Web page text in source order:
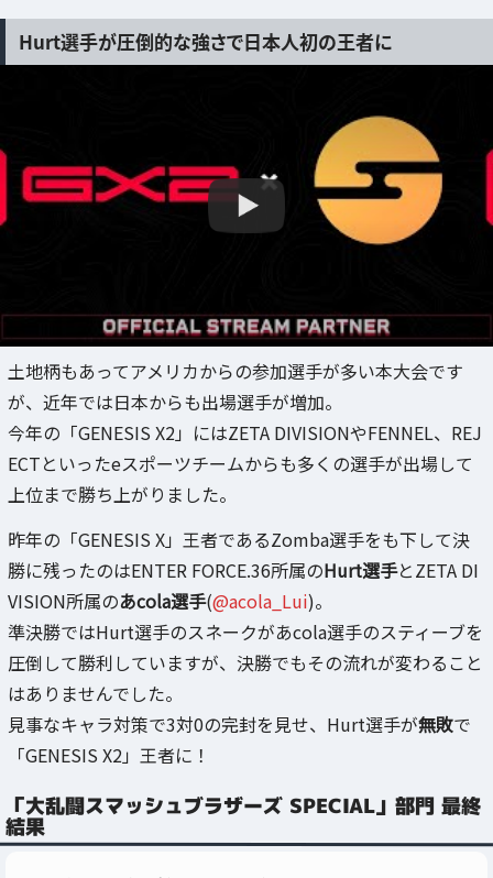
Hurt選手が圧倒的な強さで日本人初の王者に
土地柄もあってアメリカからの参加選手が多い本大会です
が、近年では日本からも出場選手が増加。
今年の「GENESIS X2」にはZETA DIVISIONやFENNEL、REJ
ECTといったeスポーツチームからも多くの選手が出場して
上位まで勝ち上がりました。
昨年の「GENESIS X」王者であるZomba選手をも下して決
勝に残ったのはENTER FORCE.36所属のHurt選手とZETA DI
VISION所属のあcola選手(@acola_Lui)。
準決勝ではHurt選手のスネークがあcola選手のスティーブを
圧倒して勝利していますが、決勝でもその流れが変わること
はありませんでした。
見事なキャラ対策で3対0の完封を見せ、Hurt選手が無敗で
「GENESIS X2」王者に！
「大乱闘スマッシュブラザーズ SPECIAL」部門 最終
結果